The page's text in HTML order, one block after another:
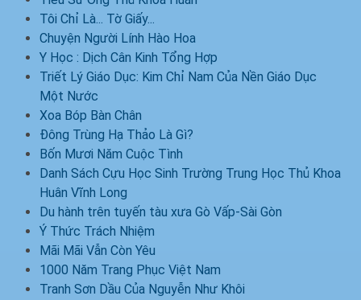
Tôi Chỉ Là... Tờ Giấy...
Chuyện Người Lính Hào Hoa
Y Học : Dịch Cân Kinh Tổng Hợp
Triết Lý Giáo Dục: Kim Chỉ Nam Của Nền Giáo Dục
Một Nước
Xoa Bóp Bàn Chân
Đông Trùng Hạ Thảo Là Gì?
Bốn Mươi Năm Cuộc Tình
Danh Sách Cựu Học Sinh Trường Trung Học Thủ Khoa
Huân Vĩnh Long
Du hành trên tuyến tàu xưa Gò Vấp-Sài Gòn
Ý Thức Trách Nhiệm
Mãi Mãi Vẫn Còn Yêu
1000 Năm Trang Phục Việt Nam
Tranh Sơn Dầu Của Nguyễn Như Khôi